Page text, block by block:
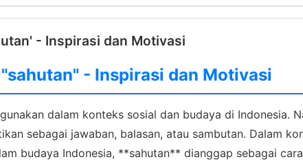
- Inspirasi dan Motivasi
- Inspirasi dan Motivasi
dalam konteks sosial dan budaya di Indonesia.
sebagai jawaban, balasan, atau sambutan. Dalam
budaya Indonesia, **sahutan** dianggap sebagai